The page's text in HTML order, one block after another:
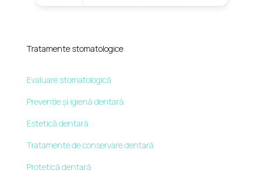
Tratamente stomatologice
Evaluare stomatologică
Prevenție și igienă dentară
Estetică dentară
Tratamente de conservare dentară
Protetică dentară